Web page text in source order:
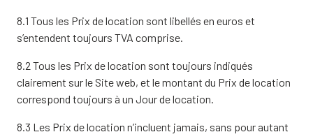
8.1 Tous les Prix de location sont libellés en euros et
s’entendent toujours TVA comprise.
8.2 Tous les Prix de location sont toujours indiqués
clairement sur le Site web, et le montant du Prix de location
correspond toujours à un Jour de location.
8.3 Les Prix de location n’incluent jamais, sans pour autant